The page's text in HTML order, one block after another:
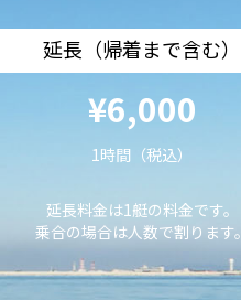
延長（帰着まで含む）
¥6,000
1時間（税込）
延長料金は1艇の料金です。
乗合の場合は人数で割ります。